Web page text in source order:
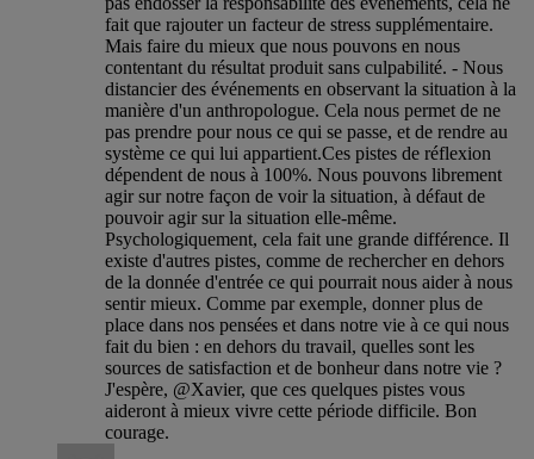
fait que rajouter un facteur de stress supplémentaire.
Mais faire du mieux que nous pouvons en nous
contentant du résultat produit sans culpabilité. - Nous
distancier des événements en observant la situation à la
manière d'un anthropologue. Cela nous permet de ne
pas prendre pour nous ce qui se passe, et de rendre au
système ce qui lui appartient.Ces pistes de réflexion
dépendent de nous à 100%. Nous pouvons librement
agir sur notre façon de voir la situation, à défaut de
pouvoir agir sur la situation elle-même.
Psychologiquement, cela fait une grande différence. Il
existe d'autres pistes, comme de rechercher en dehors
de la donnée d'entrée ce qui pourrait nous aider à nous
sentir mieux. Comme par exemple, donner plus de
place dans nos pensées et dans notre vie à ce qui nous
fait du bien : en dehors du travail, quelles sont les
sources de satisfaction et de bonheur dans notre vie ?
J'espère, @Xavier, que ces quelques pistes vous
aideront à mieux vivre cette période difficile. Bon
courage.